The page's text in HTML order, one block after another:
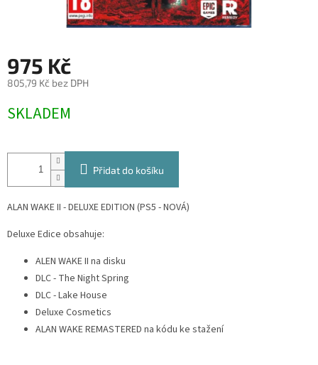
975 Kč
805,79 Kč bez DPH
cena:
SKLADEM
Přidat do košíku
ALAN WAKE II - DELUXE EDITION (PS5 - NOVÁ)
Deluxe Edice obsahuje:
ALEN WAKE II na disku
DLC - The Night Spring
DLC - Lake House
Deluxe Cosmetics
ALAN WAKE REMASTERED na kódu ke stažení